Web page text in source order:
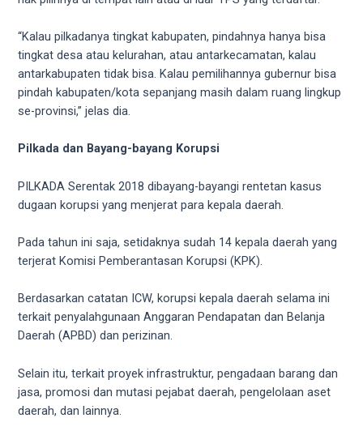
18Tube.tv
you’ll
also
find
exclusive
productions
ourselves.
around
each
categorized
sex
and
choose
your
“Kalau pilkadanya tingkat kabupaten, pindahnya hanya bisa
tingkat desa atau kelurahan, atau antarkecamatan, kalau
antarkabupaten tidak bisa. Kalau pemilihannya gubernur bisa
pindah kabupaten/kota sepanjang masih dalam ruang lingkup
se-provinsi,” jelas dia.
Pilkada dan Bayang-bayang Korupsi
PILKADA Serentak 2018 dibayang-bayangi rentetan kasus
dugaan korupsi yang menjerat para kepala daerah.
Pada tahun ini saja, setidaknya sudah 14 kepala daerah yang
terjerat Komisi Pemberantasan Korupsi (KPK).
Berdasarkan catatan ICW, korupsi kepala daerah selama ini
terkait penyalahgunaan Anggaran Pendapatan dan Belanja
Daerah (APBD) dan perizinan.
Selain itu, terkait proyek infrastruktur, pengadaan barang dan
jasa, promosi dan mutasi pejabat daerah, pengelolaan aset
daerah, dan lainnya.